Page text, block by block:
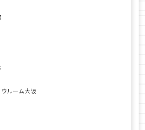
ルーム大阪